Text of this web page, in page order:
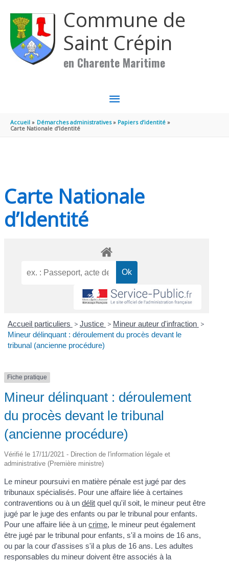
Commune de
Saint Crépin
en Charente Maritime
MENU
PRINCIPAL
Accueil Démarches administratives
Papiers d’identité
Carte Nationale d’Identité
Carte Nationale
d’Identité
Accueil particuliers > Justice > Mineur auteur d'infraction >
Mineur délinquant : déroulement du procès devant le
tribunal (ancienne procédure)
Fiche pratique
Mineur délinquant : déroulement
du procès devant le tribunal
(ancienne procédure)
Vérifié le 17/11/2021 - Direction de l'information légale et
administrative (Première ministre)
Le mineur poursuivi en matière pénale est jugé par des
tribunaux spécialisés. Pour une affaire liée à certaines
contraventions ou à undélit quel qu'il soit, le mineur peut être
jugé par le juge des enfants ou par le tribunal pour enfants.
Pour une affaire liée à uncrime, le mineur peut également
être jugé par le tribunal pour enfants, s'il a moins de 16 ans,
ou par la cour d'assises s'il a plus de 16 ans. Les adultes
responsables du mineur doivent être associés à la